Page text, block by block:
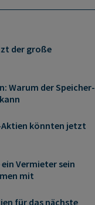
der große
Warum der Speicher-
Aktien könnten jetzt
Vermieter sein
mit
für das nächste